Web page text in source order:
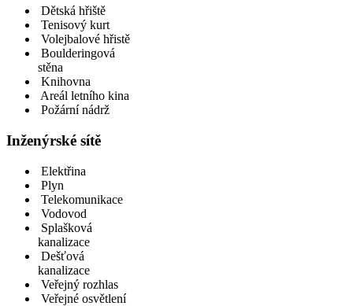
Dětská hřiště
Tenisový kurt
Volejbalové hřistě
Boulderingová
stěna
Knihovna
Areál letního kina
Požární nádrž
Inženýrské sítě
Elektřina
Plyn
Telekomunikace
Vodovod
Splašková
kanalizace
Dešťová
kanalizace
Veřejný rozhlas
Veřejné osvětlení